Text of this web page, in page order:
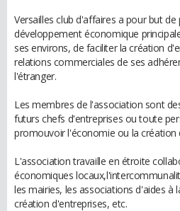
Versailles club d'affaires a pour but
développement économique
ses environs, de faciliter la création
relations commerciales de ses
l'étranger.
Les membres de l'association sont
futurs chefs d'entreprises ou toute
promouvoir l'économie ou la création
L'association travaille en étroite
économiques
les mairies, les associations d'aides à
création d'entreprises, etc.